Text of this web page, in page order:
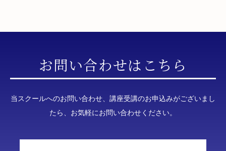
お問い合わせはこちら
当スクールへのお問い合わせ、講座受講のお申込みがございまし
たら、お気軽にお問い合わせください。